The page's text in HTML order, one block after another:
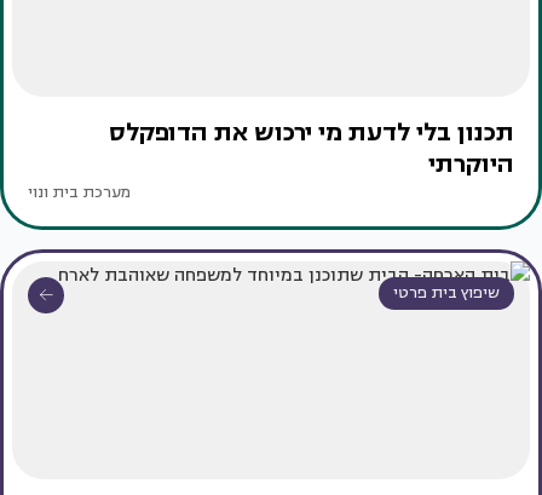
תכנון בלי לדעת מי ירכוש את הדופקלס
היוקרתי
מערכת בית ונוי
שיפוץ בית פרטי